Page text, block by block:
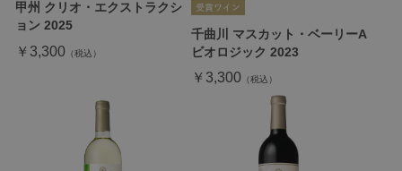
甲州 クリオ・エクストラクシ
ョン 2025
￥3,300
千曲川 マスカット・ベーリーA
ビオロジック 2023
￥3,300